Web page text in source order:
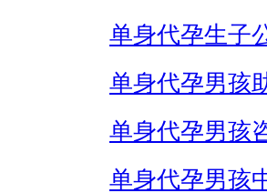
单身代孕生子
单身代孕男孩
单身代孕男孩
单身代孕男孩